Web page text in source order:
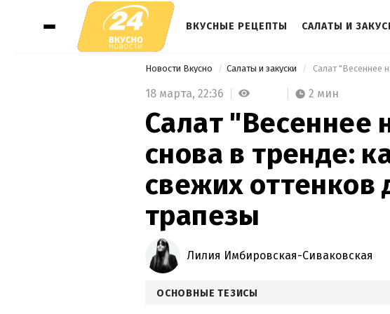
ВКУСНЫЕ РЕЦЕПТЫ САЛАТЫ И
Новости Вкусно Салаты и закуски
18 марта, 22:36 2 мин
Салат "Весеннее
снова в тренде:
свежих оттенков
трапезы
Лилия Имбировская-Сиваковская
ОСНОВНЫЕ ТЕЗИСЫ